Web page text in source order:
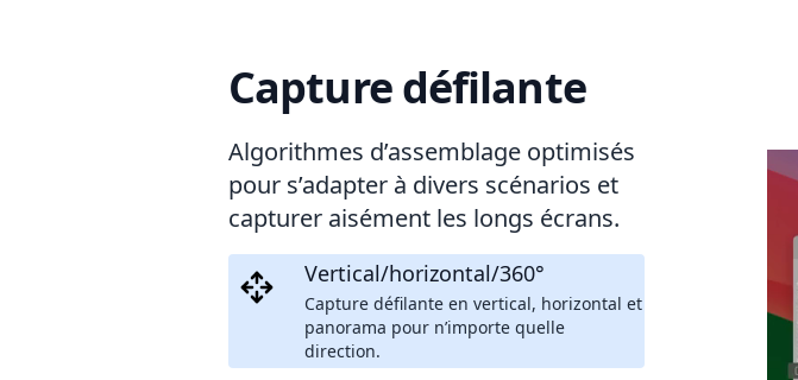
Capture défilante
Algorithmes d’assemblage optimisés
pour s’adapter à divers scénarios et
capturer aisément les longs écrans.
Vertical/horizontal/360°
Capture défilante en vertical, horizontal et
panorama pour n’importe quelle
direction.